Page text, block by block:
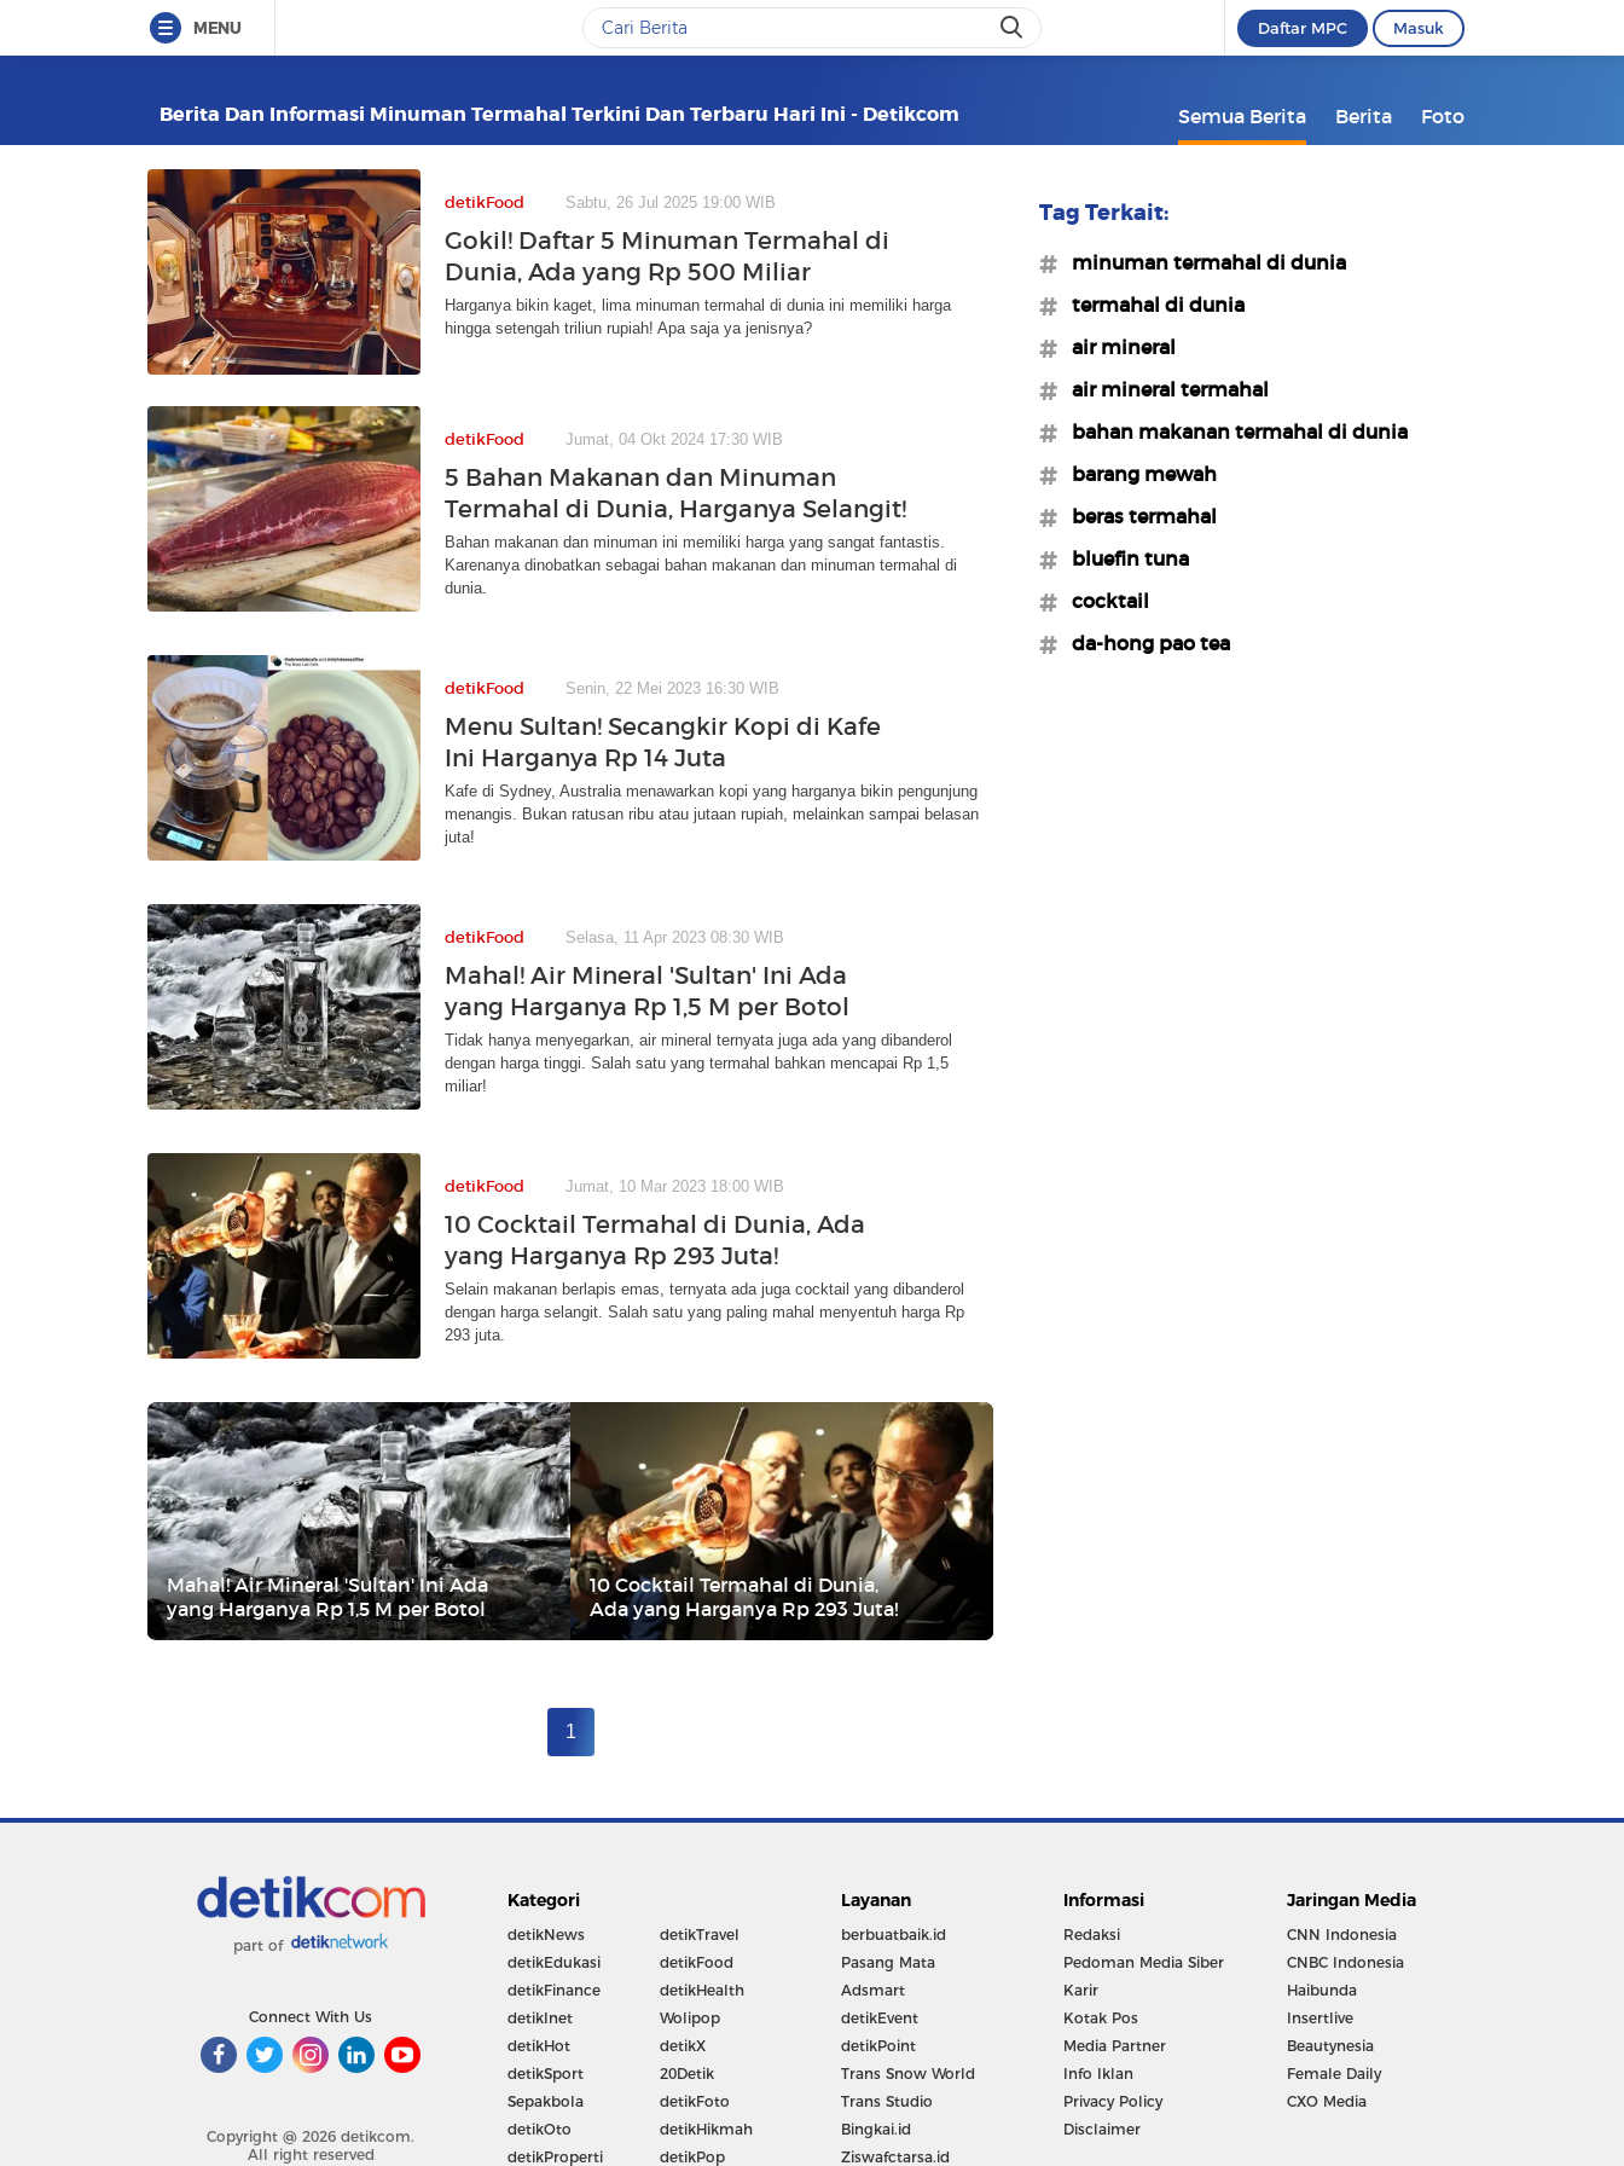
MENU Daftar MPC Masuk
Berita Dan Informasi Minuman Termahal Terkini Dan Terbaru Hari Ini - Detikcom Semua Berita Berita Foto
detikFood Sabtu, 26 Jul 2025 19:00 WIB
Gokil! Daftar 5 Minuman Termahal di
Dunia, Ada yang Rp 500 Miliar
Harganya bikin kaget, lima minuman termahal di dunia ini memiliki harga
hingga setengah triliun rupiah! Apa saja ya jenisnya?
detikFood Jumat, 04 Okt 2024 17:30 WIB
5 Bahan Makanan dan Minuman
Termahal di Dunia, Harganya Selangit!
Bahan makanan dan minuman ini memiliki harga yang sangat fantastis.
Karenanya dinobatkan sebagai bahan makanan dan minuman termahal di
dunia.
detikFood Senin, 22 Mei 2023 16:30 WIB
Menu Sultan! Secangkir Kopi di Kafe
Ini Harganya Rp 14 Juta
Kafe di Sydney, Australia menawarkan kopi yang harganya bikin pengunjung
menangis. Bukan ratusan ribu atau jutaan rupiah, melainkan sampai belasan
juta!
detikFood Selasa, 11 Apr 2023 08:30 WIB
Mahal! Air Mineral 'Sultan' Ini Ada
yang Harganya Rp 1,5 M per Botol
Tidak hanya menyegarkan, air mineral ternyata juga ada yang dibanderol
dengan harga tinggi. Salah satu yang termahal bahkan mencapai Rp 1,5
miliar!
detikFood Jumat, 10 Mar 2023 18:00 WIB
10 Cocktail Termahal di Dunia, Ada
yang Harganya Rp 293 Juta!
Selain makanan berlapis emas, ternyata ada juga cocktail yang dibanderol
dengan harga selangit. Salah satu yang paling mahal menyentuh harga Rp
293 juta.
Mahal! Air Mineral 'Sultan' Ini Ada
yang Harganya Rp 1,5 M per Botol
10 Cocktail Termahal di Dunia,
Ada yang Harganya Rp 293 Juta!
1
Tag Terkait:
#minuman termahal di dunia
#termahal di dunia
#air mineral
#air mineral termahal
#bahan makanan termahal di dunia
#barang mewah
#beras termahal
#bluefin tuna
#cocktail
#da-hong pao tea
part of
Connect With Us
Copyright @ 2026 detikcom.
All right reserved
Kategori
detikNews
detikEdukasi
detikFinance
detikInet
detikHot
detikSport
Sepakbola
detikOto
detikProperti
detikTravel
detikFood
detikHealth
Wolipop
detikX
20Detik
detikFoto
detikHikmah
detikPop
Layanan
berbuatbaik.id
Pasang Mata
Adsmart
detikEvent
detikPoint
Trans Snow World
Trans Studio
Bingkai.id
Ziswafctarsa.id
Informasi
Redaksi
Pedoman Media Siber
Karir
Kotak Pos
Media Partner
Info Iklan
Privacy Policy
Disclaimer
Jaringan Media
CNN Indonesia
CNBC Indonesia
Haibunda
Insertlive
Beautynesia
Female Daily
CXO Media